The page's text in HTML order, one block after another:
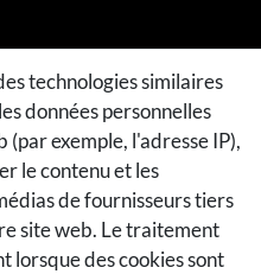
technologies similaires
données personnelles
exemple, l'adresse IP),
le contenu et les
de fournisseurs tiers
site web. Le traitement
lorsque des cookies sont